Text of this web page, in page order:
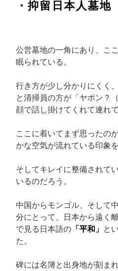
・抑留日本人墓地
公営墓地の一角にあり、こ
眠られている。
行き方が少し分かりにくく
と清掃員の方が「ヤポン？
顔で話し掛けてくれて連れ
ここに着いてまず思ったの
かな空気が流れている印象を
そしてキレイに整備されて
いるのだろう。
中国からモンゴル、そして
分にとって、日本から遠く
で見る日本語の 「平和」 と
た。
碑には名簿と出身地が刻ま